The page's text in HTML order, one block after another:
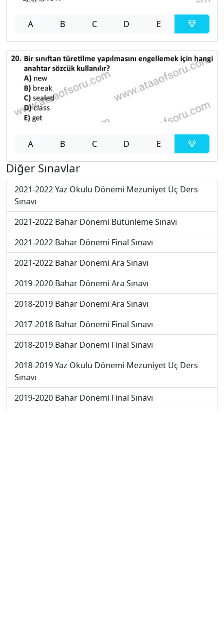
A B C D E
A B C D E
Diğer Sınavlar
2021-2022 Yaz Okulu Dönemi Mezuniyet Üç Ders
Sınavı
2021-2022 Bahar Dönemi Bütünleme Sınavı
2021-2022 Bahar Dönemi Final Sınavı
2021-2022 Bahar Dönemi Ara Sınavı
2019-2020 Bahar Dönemi Ara Sınavı
2018-2019 Bahar Dönemi Ara Sınavı
2017-2018 Bahar Dönemi Final Sınavı
2018-2019 Bahar Dönemi Final Sınavı
2018-2019 Yaz Okulu Dönemi Mezuniyet Üç Ders
Sınavı
2019-2020 Bahar Dönemi Final Sınavı